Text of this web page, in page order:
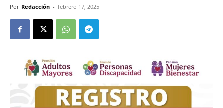
Por Redacción - febrero 17, 2025